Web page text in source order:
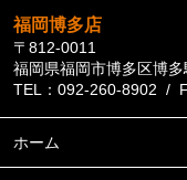
福岡博多店
〒812-0011
福岡県福岡市博多区博
TEL：092-260-8902 /
ホーム